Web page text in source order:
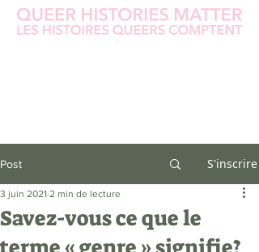
Post S'inscrire
Savez-vous ce que le
3 juin 2021 2 min de lecture